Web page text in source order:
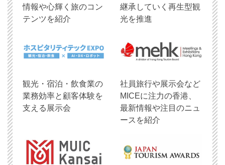
情報や心輝く旅のコン
テンツを紹介
継承していく再生型観
光を推進
観光・宿泊・飲食業の
業務効率と顧客体験を
支える展示会
社員旅行や展示会など
MICEに注力の香港、
最新情報や注目のニュ
ースを紹介